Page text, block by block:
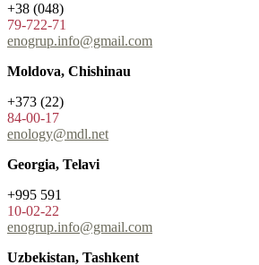
+38 (048)
79-722-71
enogrup.info@gmail.com
Moldova, Chishinau
+373 (22)
84-00-17
enology@mdl.net
Georgia, Telavi
+995 591
10-02-22
enogrup.info@gmail.com
Uzbekistan, Tashkent